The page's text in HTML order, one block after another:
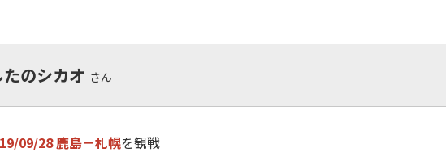
のシカオ さん
09/28 鹿島－札幌を観戦